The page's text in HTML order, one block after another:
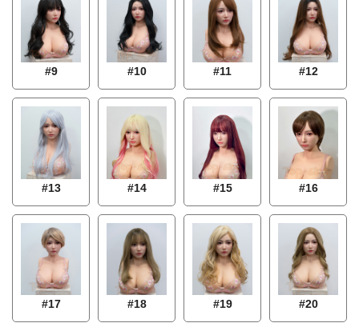
#9 #10 #11 #12
#13 #14 #15 #16
#17 #18 #19 #20